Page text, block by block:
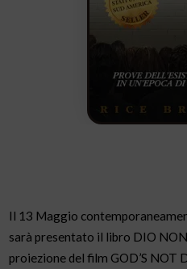
Il 13 Maggio
sarà presentato il libro DIO
proiezione del film GOD’S NOT